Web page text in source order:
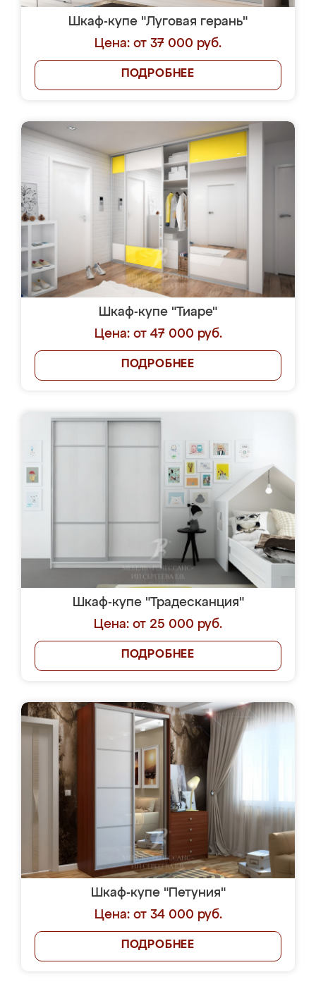
Шкаф-купе "Луговая герань"
Цена: от 37 000 руб.
ПОДРОБНЕЕ
Шкаф-купе "Тиаре"
Цена: от 47 000 руб.
ПОДРОБНЕЕ
Шкаф-купе "Традесканция"
Цена: от 25 000 руб.
ПОДРОБНЕЕ
Шкаф-купе "Петуния"
Цена: от 34 000 руб.
ПОДРОБНЕЕ